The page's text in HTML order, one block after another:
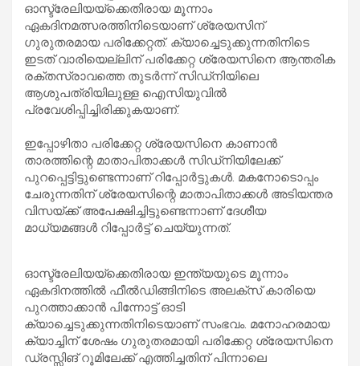
ഓസ്ട്രേലിയയ്ക്കെതിരായ മൂന്നാം
ഏകദിന‌മത്സരത്തിനിടെയാണ് ശ്രേയസിന്
ഗുരുതരമായ പരിക്കേറ്റത്. ക്യാച്ചെടുക്കുന്നതിനിടെ
ഇടത് വാരിയെല്ലിന് പരിക്കേറ്റ ശ്രേയസിനെ ആന്തരിക
രക്തസ്രാവത്തെ തുടർന്ന് സിഡ്‌നിയിലെ
ആശുപത്രിയിലുള്ള ഐസിയുവിൽ
പ്രവേശിപ്പിച്ചിരിക്കുകയാണ്.
ഇപ്പോഴിതാ പരിക്കേറ്റ ശ്രേയസിനെ കാണാൻ
താരത്തിന്റെ മാതാപിതാക്കൾ സിഡ‍്നിയിലേക്ക്
പുറപ്പെട്ടിട്ടുണ്ടെന്നാണ് റിപ്പോർട്ടുകൾ‌. മകനോടൊപ്പം
ചേരുന്നതിന് ശ്രേയസിന്റെ മാതാപിതാക്കൾ അടിയന്തര
വിസയ്ക്ക് അപേക്ഷിച്ചിട്ടുണ്ടെന്നാണ് ദേശീയ
മാധ്യമങ്ങൾ റിപ്പോർട്ട് ചെയ്യുന്നത്.
ഓസ്ട്രേലിയയ്ക്കെതിരായ ഇന്ത്യയുടെ മൂന്നാം
ഏകദിനത്തിൽ ഫീൽഡിങ്ങിനിടെ അലക്‌സ്‌ കാരിയെ
പുറത്താക്കാൻ പിന്നോട്ട് ഓടി
ക്യാച്ചെടുക്കുന്നതിനിടെയാണ് സംഭവം. മനോഹരമായ
ക്യാച്ചിന് ശേഷം ഗുരുതരമായി പരിക്കേറ്റ ശ്രേയസിനെ
ഡ്രസ്സിങ് റൂമിലേക്ക് എത്തിച്ചതിന് പിന്നാലെ